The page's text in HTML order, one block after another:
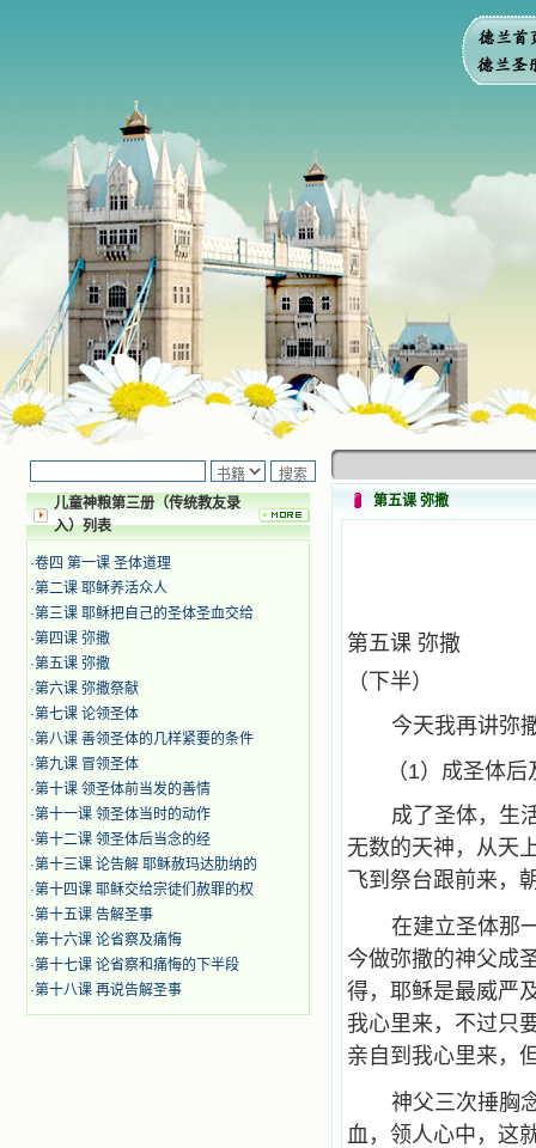
儿童神粮第三册（传统教友录
入）列表
·卷四 第一课 圣体道理
·第二课 耶稣养活众人
·第三课 耶稣把自己的圣体圣血交给
·第四课 弥撒
·第五课 弥撒
·第六课 弥撒祭献
·第七课 论领圣体
·第八课 善领圣体的几样紧要的条件
·第九课 冒领圣体
·第十课 领圣体前当发的善情
·第十一课 领圣体当时的动作
·第十二课 领圣体后当念的经
·第十三课 论告解 耶稣赦玛达肋纳的
·第十四课 耶稣交给宗徒们赦罪的权
·第十五课 告解圣事
·第十六课 论省察及痛悔
·第十七课 论省察和痛悔的下半段
·第十八课 再说告解圣事
第五课 弥撒
第五课 弥撒
（下半）
今天我再讲弥
（1）成圣体
成了圣体，生
无数的天神，从天
飞到祭台跟前来
在建立圣体那
今做弥撒的神父成
得，耶稣是最威严
我心里来，不过只
亲自到我心里来，
神父三次捶胸
血，领人心中，这